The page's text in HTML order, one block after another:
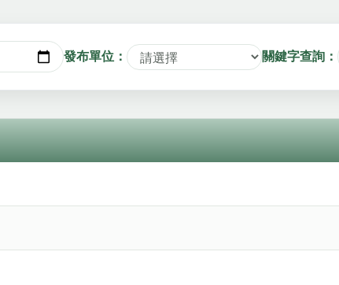
發布單位： 關鍵字查詢：